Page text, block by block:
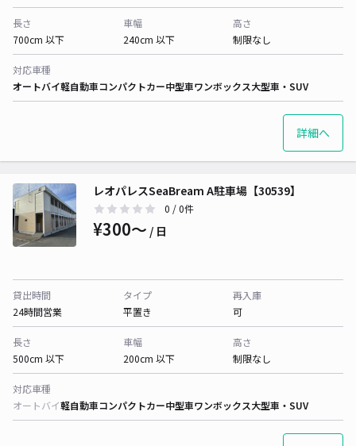
長さ
700cm 以下
車幅
240cm 以下
高さ
制限なし
対応車種
オートバイ軽自動車コンパクトカー中型車ワンボックス大型車・SUV
詳細へ
レオパレスSeaBream A駐車場【30539】
0 / 0件
¥300〜 / 日
貸出時間
24時間営業
タイプ
平置き
再入庫
可
長さ
500cm 以下
車幅
200cm 以下
高さ
制限なし
対応車種
オートバイ軽自動車コンパクトカー中型車ワンボックス大型車・SUV